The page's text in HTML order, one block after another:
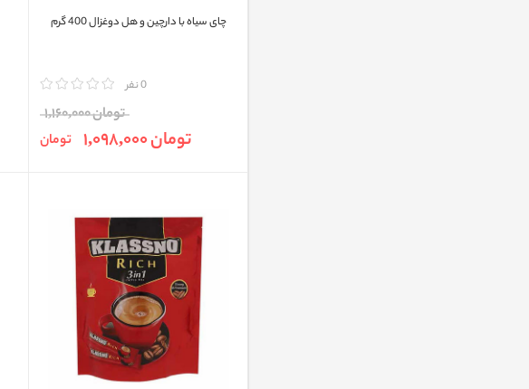
چای سیاه با دارچین و هل دوغزال 400 گرم
0 نفر
تومان 1,160,000
تومان 1,098,000 تومان